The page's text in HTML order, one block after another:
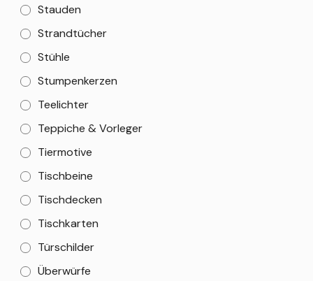
Stauden
Strandtücher
Stühle
Stumpenkerzen
Teelichter
Teppiche & Vorleger
Tiermotive
Tischbeine
Tischdecken
Tischkarten
Türschilder
Überwürfe